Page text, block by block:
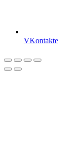
VKontakte